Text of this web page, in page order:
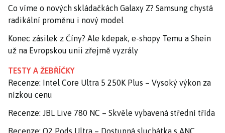
Co víme o nových skládačkách Galaxy Z? Samsung chystá
radikální proměnu i nový model
Konec zásilek z Číny? Ale kdepak, e-shopy Temu a Shein
už na Evropskou unii zřejmě vyzrály
TESTY A ŽEBŘÍČKY
Recenze: Intel Core Ultra 5 250K Plus – Vysoký výkon za
nízkou cenu
Recenze: JBL Live 780 NC – Skvěle vybavená střední třída
Recenze: O2 Pods Ultra – Dostupná sluchátka s ANC